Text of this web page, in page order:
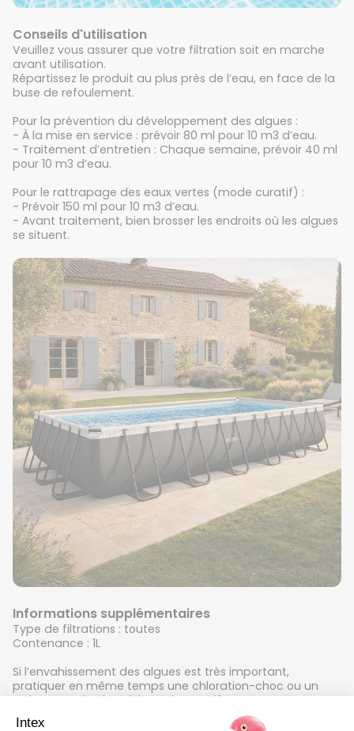
Conseils d'utilisation
Veuillez vous assurer que votre filtration soit en marche
avant utilisation.
Répartissez le produit au plus près de l’eau, en face de la
buse de refoulement.
Pour la prévention du développement des algues :
- À la mise en service : prévoir 80 ml pour 10 m3 d’eau.
- Traitement d’entretien : Chaque semaine, prévoir 40 ml
pour 10 m3 d’eau.
Pour le rattrapage des eaux vertes (mode curatif) :
- Prévoir 150 ml pour 10 m3 d’eau.
- Avant traitement, bien brosser les endroits où les algues
se situent.
Informations supplémentaires
Type de filtrations : toutes
Contenance : 1L
Si l’envahissement des algues est très important,
pratiquer en même temps une chloration-choc ou un
traitement de choc à l’oxygène actif.